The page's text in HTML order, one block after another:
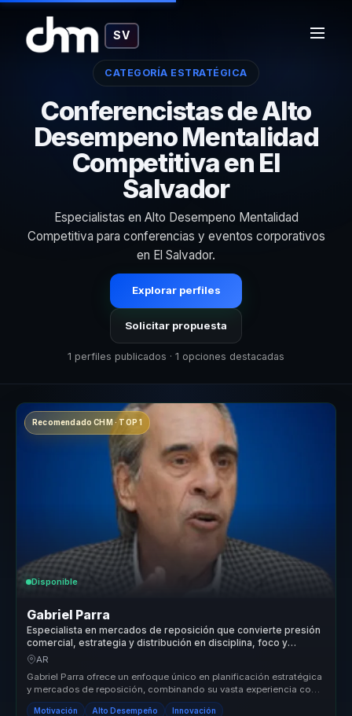
SV
CATEGORÍA ESTRATÉGICA
Conferencistas de Alto
Desempeno Mentalidad
Competitiva en El
Salvador
Especialistas en Alto Desempeno Mentalidad
Competitiva para conferencias y eventos corporativos
en El Salvador.
Explorar perfiles
Solicitar propuesta
1 perfiles publicados · 1 opciones destacadas
Recomendado CHM · TOP 1
Disponible
Gabriel Parra
Especialista en mercados de reposición que convierte presión
comercial, estrategia y distribución en disciplina, foco y
ejecución para equipos de ventas.
AR
Gabriel Parra ofrece un enfoque único en planificación estratégica
y mercados de reposición, combinando su vasta experiencia con
un estil...
Motivación Alto Desempeño Innovación